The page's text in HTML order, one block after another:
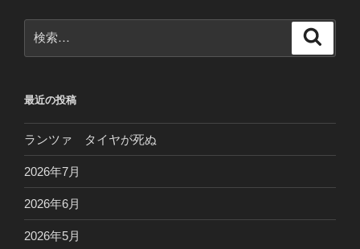
索:
最近の投稿
ランツァ タイヤが死ぬ
2026年7月
2026年6月
2026年5月